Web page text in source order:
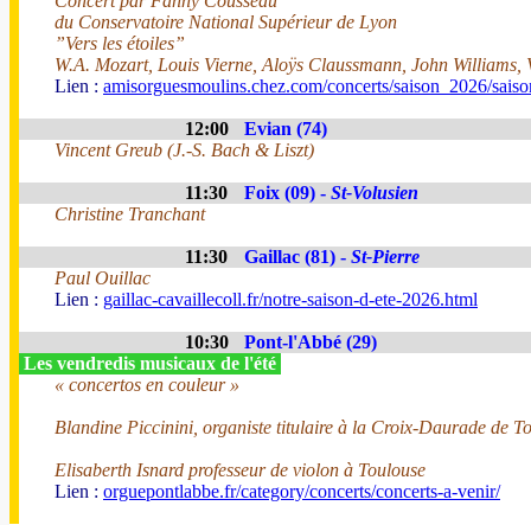
du Conservatoire National Supérieur de Lyon
”Vers les étoiles”
W.A. Mozart, Louis Vierne, Aloÿs Claussmann, John Williams,
Lien : amisorguesmoulins.chez.com/concerts/saison_2026/
12:00
Evian (74)
Vincent Greub (J.-S. Bach & Liszt)
11:30 Foix (09) - St-Volusien
Christine Tranchant
11:30 Gaillac (81) - St-Pierre
Paul Ouillac
Lien : gaillac-cavaillecoll.fr/notre-saison-d-ete-2026.html
10:30
Pont-l'Abbé (29)
Les vendredis musicaux de l'été
« concertos en couleur »
Blandine Piccinini, organiste titulaire à la Croix-Daurade de
Elisaberth Isnard professeur de violon à Toulouse
Lien : orguepontlabbe.fr/category/concerts/concerts-a-venir/